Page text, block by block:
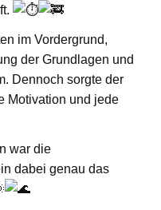
im Vordergrund,
der Grundlagen und
Dennoch sorgte der
Motivation und jede
war die
dabei genau das